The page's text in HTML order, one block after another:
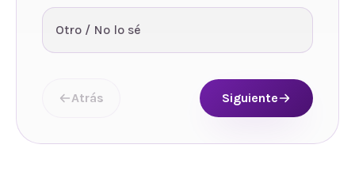
Otro / No lo sé
Atrás Siguiente